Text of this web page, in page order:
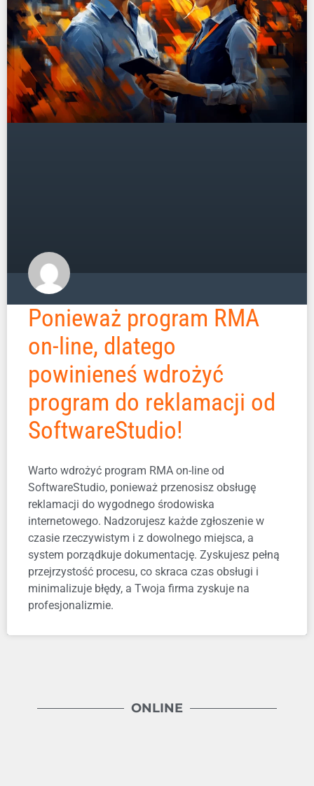
Ponieważ program RMA
on-line, dlatego
powinieneś wdrożyć
program do reklamacji od
SoftwareStudio!
Warto wdrożyć program RMA on-line od
SoftwareStudio, ponieważ przenosisz obsługę
reklamacji do wygodnego środowiska
internetowego. Nadzorujesz każde zgłoszenie w
czasie rzeczywistym i z dowolnego miejsca, a
system porządkuje dokumentację. Zyskujesz pełną
przejrzystość procesu, co skraca czas obsługi i
minimalizuje błędy, a Twoja firma zyskuje na
profesjonalizmie.
ONLINE